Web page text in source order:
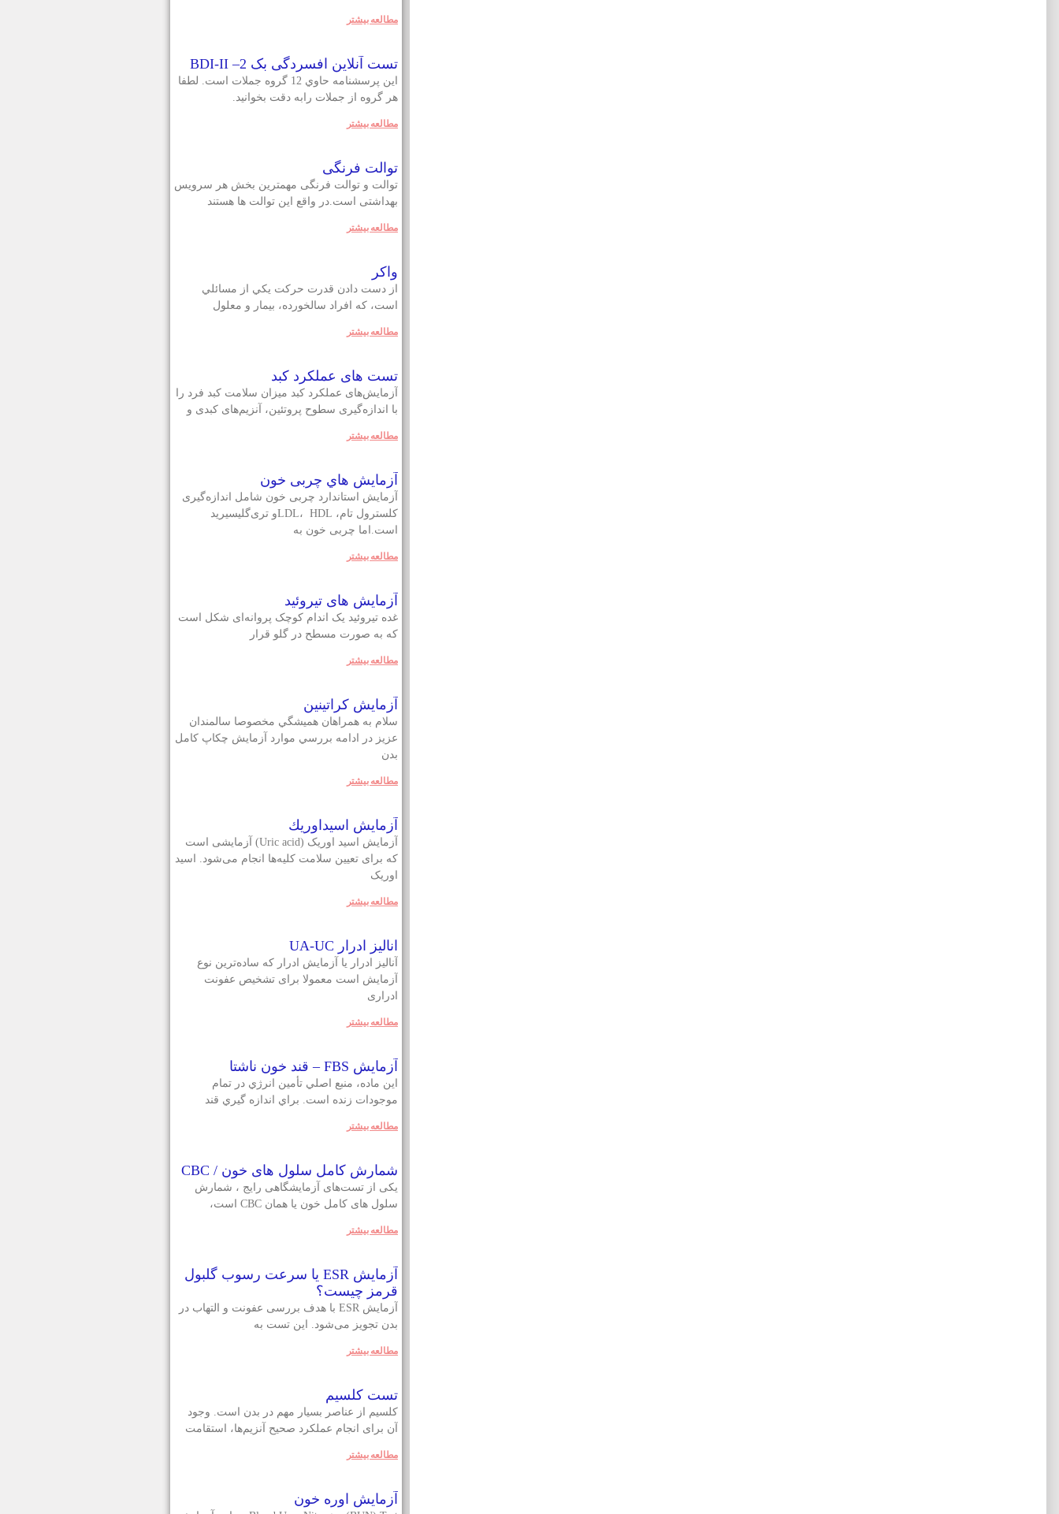
مطالعه بيشتر
تست آنلاين افسردگی بک 2– BDI-II
اين پرسشنامه حاوي 12 گروه جملات است. لطفا
هر گروه از جملات رابه دقت بخوانيد.
مطالعه بيشتر
توالت فرنگی
توالت و توالت فرنگی مهمترین بخش هر سرویس
بهداشتی است.در واقع این توالت ها هستند
مطالعه بيشتر
واکر
از دست دادن قدرت حرکت يکي از مسائلي
است، که افراد سالخورده، بيمار و معلول
مطالعه بيشتر
تست های عملکرد کبد
آزمایش‌های عملکرد کبد میزان سلامت کبد فرد را
با اندازه‌گیری سطوح پروتئین، آنزیم‌های کبدی و
مطالعه بيشتر
آزمایش هاي چربی خون
آزمایش استاندارد چربی خون شامل اندازه‌گیری
کلسترول تام، LDL، HDLو تری‌گلیسیرید
است.اما چربی خون به
مطالعه بيشتر
آزمایش های تیروئید
غده تیروئید یک اندام کوچک پروانه‌ای شکل است
که به صورت مسطح در گلو قرار
مطالعه بيشتر
آزمايش كراتينين
سلام به همراهان هميشگي مخصوصا سالمندان
عزيز در ادامه بررسي موارد آزمايش چكاپ كامل
بدن
مطالعه بيشتر
آزمايش اسيداوريك
آزمایش اسید اوریک (Uric acid) آزمایشی است
که برای تعیین سلامت کلیه‌ها انجام می‌شود. اسید
اوریک
مطالعه بيشتر
انالیز ادرار UA-UC
آنالیز ادرار یا آزمایش ادرار که ساده‌ترین نوع
آزمایش است معمولا برای تشخیص عفونت
ادراری
مطالعه بيشتر
آزمایش FBS – قند خون ناشتا
اين ماده، منبع اصلي تأمين انرژي در تمام
موجودات زنده است. براي اندازه گيري قند
مطالعه بيشتر
شمارش کامل سلول های خون / CBC
یکی از تست‌های آزمایشگاهی رایج ، شمارش
سلول های کامل خون یا همان CBC است،
مطالعه بيشتر
آزمایش ESR یا سرعت رسوب گلبول
قرمز چیست؟
آزمایش ESR با هدف بررسی عفونت و التهاب در
بدن تجویز می‌شود. این تست به
مطالعه بيشتر
تست کلسیم
کلسيم از عناصر بسيار مهم در بدن است. وجود
آن برای انجام عملکرد صحیح آنزيم‌ها، استقامت
مطالعه بيشتر
آزمایش اوره خون